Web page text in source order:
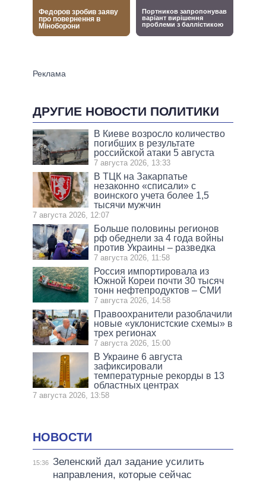
ДРУГИЕ НОВОСТИ ПОЛИТИКИ
В Киеве возросло количество
погибших в результате
российской атаки 5 августа
7 августа 2026, 13:33
В ТЦК на Закарпатье
незаконно «списали» с
воинского учета более 1,5
тысячи мужчин
7 августа 2026, 12:07
Больше половины регионов
рф обеднели за 4 года войны
против Украины – разведка
7 августа 2026, 11:58
Россия импортировала из
Южной Кореи почти 30 тысяч
тонн нефтепродуктов – СМИ
7 августа 2026, 14:58
Правоохранители разоблачили
новые «уклонистские схемы» в
трех регионах
7 августа 2026, 15:00
В Украине 6 августа
зафиксировали
температурные рекорды в 13
областных центрах
7 августа 2026, 13:58
НОВОСТИ
15:36 Зеленский дал задание усилить
направления, которые сейчас